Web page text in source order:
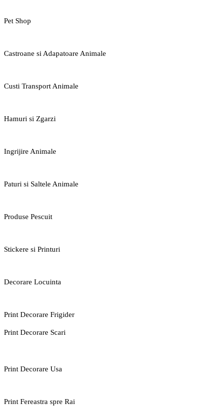
Pet Shop
Castroane si Adapatoare Animale
Custi Transport Animale
Hamuri si Zgarzi
Ingrijire Animale
Paturi si Saltele Animale
Produse Pescuit
Stickere si Printuri
Decorare Locuinta
Print Decorare Frigider
Print Decorare Scari
Print Decorare Usa
Print Fereastra spre Rai